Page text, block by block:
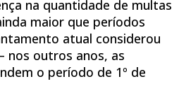
na quantidade de multas
maior que períodos
atual considerou
nos outros anos, as
o período de 1º de